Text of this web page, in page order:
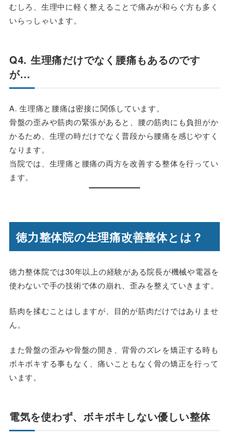
むしろ、生理中に軽く整えることで痛みが和らぐ方も多く
いらっしゃいます。
Q4. 生理痛だけでなく腰痛もあるのです
が…
A. 生理痛と腰痛は密接に関係しています。
骨盤の歪みや筋肉の緊張があると、腰の筋肉にも負担がか
かるため、生理の時だけでなく普段から腰痛を感じやすく
なります。
当院では、生理痛と腰痛の両方を改善する整体を行ってい
ます。
徳力整体院の生理痛改善整体とは？
徳力整体院では30年以上の経験がある院長が機械や電器を
使わないで手の技術で体の崩れ、歪みを整えていきます。
筋肉を揉むことはしますが、目的が筋肉だけではありませ
ん。
また骨盤の歪みや骨盤の開き、背骨のズレを矯正する時も
ボキボキする事もなく、痛いこともなく骨の矯正を行って
います。
電気を使わず、ボキボキしない優しい整体